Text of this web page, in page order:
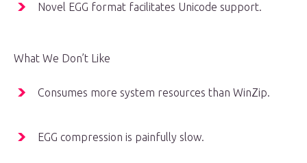
Novel EGG format facilitates Unicode support.
What We Don’t Like
Consumes more system resources than WinZip.
EGG compression is painfully slow.